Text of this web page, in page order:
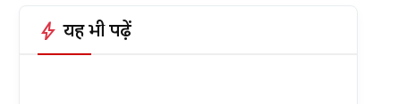
bolt यह भी पढ़ें